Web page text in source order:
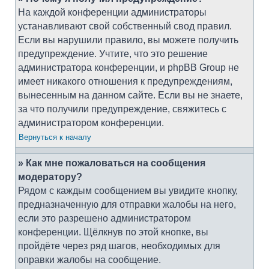
На каждой конференции администраторы
устанавливают свой собственный свод правил.
Если вы нарушили правило, вы можете получить
предупреждение. Учтите, что это решение
администратора конференции, и phpBB Group не
имеет никакого отношения к предупреждениям,
вынесенным на данном сайте. Если вы не знаете,
за что получили предупреждение, свяжитесь с
администратором конференции.
Вернуться к началу
» Как мне пожаловаться на сообщения
модератору?
Рядом с каждым сообщением вы увидите кнопку,
предназначенную для отправки жалобы на него,
если это разрешено администратором
конференции. Щёлкнув по этой кнопке, вы
пройдёте через ряд шагов, необходимых для
оправки жалобы на сообщение.